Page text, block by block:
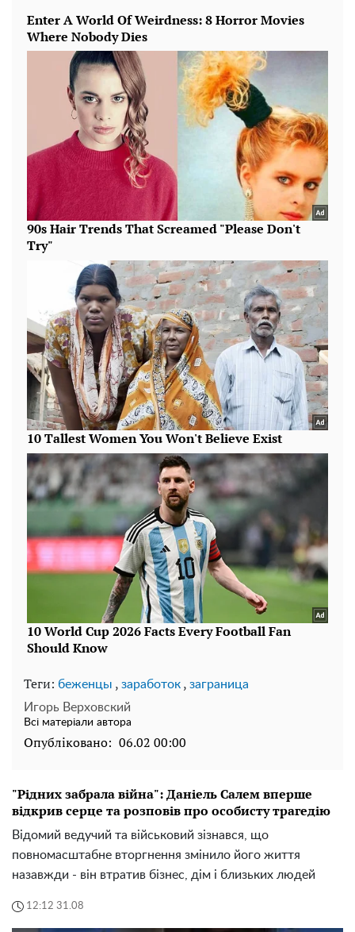
Теги: беженцы , заработок , заграница
Игорь Верховский
Всі матеріали автора
Опубліковано: 06.02 00:00
"Рідних забрала війна": Даніель Салем вперше
відкрив серце та розповів про особисту трагедію
Відомий ведучий та військовий зізнався, що
повномасштабне вторгнення змінило його життя
назавжди - він втратив бізнес, дім і близьких людей
12:12 31.08